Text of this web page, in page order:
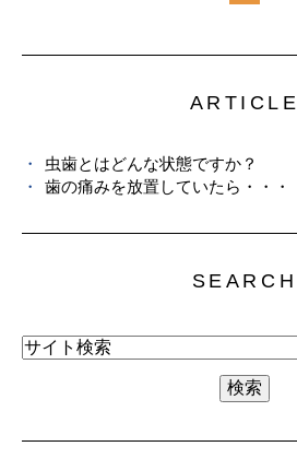
ARTICLE
虫歯とはどんな状態ですか？
歯の痛みを放置していたら・・・
SEARCH